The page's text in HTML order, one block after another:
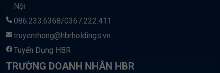
Nội
086.233.6368/0367.222.411
truyenthong@hbrholdings.vn
Tuyển Dụng HBR
TRƯỜNG DOANH NHÂN HBR